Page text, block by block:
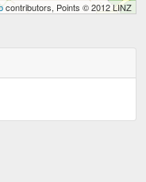
contributors, Points © 2012 LINZ